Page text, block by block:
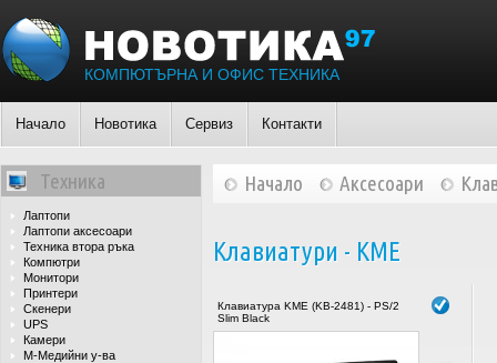
КОМПЮТЪРНА И ОФИС ТЕХНИКА
Начало Новотика Сервиз Контакти
Техника
Лаптопи
Лаптопи аксесоари
Техника втора ръка
Компютри
Монитори
Принтери
Скенери
UPS
Камери
М-Медийни у-ва
Начало Аксесоари
Клавиатури - КМЕ
Клавиатура KME (KB-2481) - PS/2
Slim Black